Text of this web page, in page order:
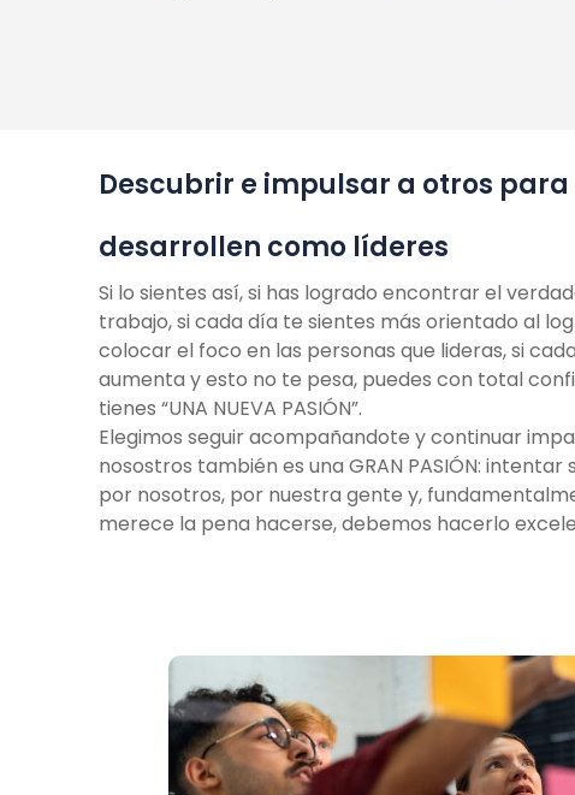
Descubrir e impulsar a otros para
desarrollen como líderes
Si lo sientes así, si has logrado encontrar el
trabajo, si cada día te sientes más orientado al
colocar el foco en las personas que lideras, si
aumenta y esto no te pesa, puedes con total
tienes “UNA NUEVA PASIÓN”.
Elegimos seguir acompañandote y continuar
nosostros también es una GRAN PASIÓN: intentar
por nosotros, por nuestra gente y,
merece la pena hacerse,debemos hacerlo